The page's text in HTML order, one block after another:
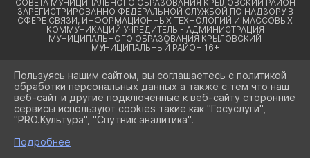
2026 Г. КРЫЛОВСКИЙРАЙОН23.РФ
ВХОД
КАРТА САЙТА
ПОЛИТИКА ОБРАБОТКИ ПЕРСОНАЛЬНЫХ ДАННЫХ
Пользуясь нашим сайтом, вы соглашаетесь с политикой
обработки персональных данных а также с тем что наш
веб-сайт и другие подключенные к веб-сайту сторонние
сервисы используют cookies такие как "Госуслуги",
"PRO.Культура", "Спутник аналитика".
Подробнее